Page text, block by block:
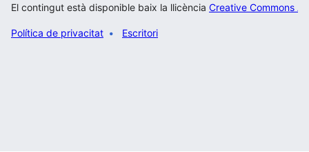
El contingut està disponible baix la llicència Creative Commons
Política de privacitat Escritori